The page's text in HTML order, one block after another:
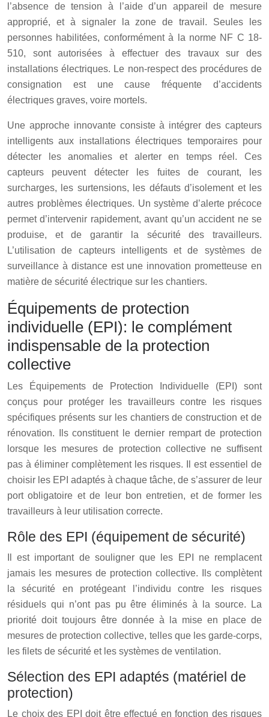
l’absence de tension à l’aide d’un appareil de mesure
approprié, et à signaler la zone de travail. Seules les
personnes habilitées, conformément à la norme NF C 18-
510, sont autorisées à effectuer des travaux sur des
installations électriques. Le non-respect des procédures de
consignation est une cause fréquente d’accidents
électriques graves, voire mortels.
Une approche innovante consiste à intégrer des capteurs
intelligents aux installations électriques temporaires pour
détecter les anomalies et alerter en temps réel. Ces
capteurs peuvent détecter les fuites de courant, les
surcharges, les surtensions, les défauts d’isolement et les
autres problèmes électriques. Un système d’alerte précoce
permet d’intervenir rapidement, avant qu’un accident ne se
produise, et de garantir la sécurité des travailleurs.
L’utilisation de capteurs intelligents et de systèmes de
surveillance à distance est une innovation prometteuse en
matière de sécurité électrique sur les chantiers.
Équipements de protection
individuelle (EPI): le complément
indispensable de la protection
collective
Les Équipements de Protection Individuelle (EPI) sont
conçus pour protéger les travailleurs contre les risques
spécifiques présents sur les chantiers de construction et de
rénovation. Ils constituent le dernier rempart de protection
lorsque les mesures de protection collective ne suffisent
pas à éliminer complètement les risques. Il est essentiel de
choisir les EPI adaptés à chaque tâche, de s’assurer de leur
port obligatoire et de leur bon entretien, et de former les
travailleurs à leur utilisation correcte.
Rôle des EPI (équipement de sécurité)
Il est important de souligner que les EPI ne remplacent
jamais les mesures de protection collective. Ils complètent
la sécurité en protégeant l’individu contre les risques
résiduels qui n’ont pas pu être éliminés à la source. La
priorité doit toujours être donnée à la mise en place de
mesures de protection collective, telles que les garde-corps,
les filets de sécurité et les systèmes de ventilation.
Sélection des EPI adaptés (matériel de
protection)
Le choix des EPI doit être effectué en fonction des risques